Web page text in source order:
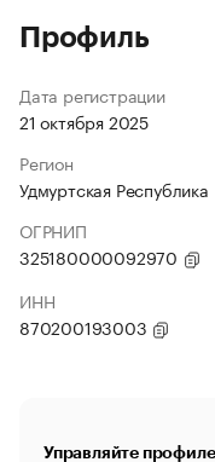
Профиль
Дата регистрации
21 октября 2025
Регион
Удмуртская Республика
ОГРНИП
325180000092970
ИНН
870200193003
Управляйте